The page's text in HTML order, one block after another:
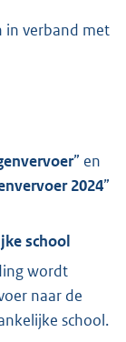
in verband met
” en
2024”
school
wordt
naar de
school.